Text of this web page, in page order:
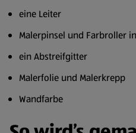
eine Leiter
Malerpinsel und Farbroller
ein Abstreifgitter
Malerfolie und Malerkrepp
Wandfarbe